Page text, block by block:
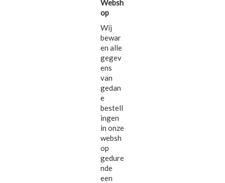
Websh
op
Wij
bewar
en alle
gegev
ens
van
gedan
e
bestell
ingen
in onze
websh
op
gedure
nde
een